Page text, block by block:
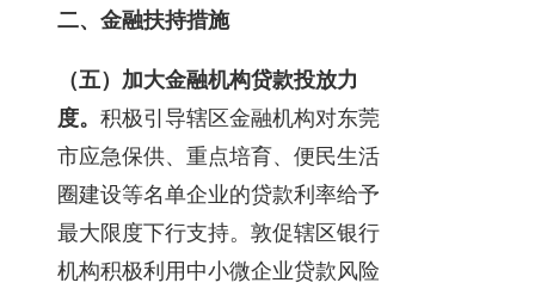
二、金融扶持措施
（五）加大金融机构贷款投放力
度。 积极引导辖区金融机构对东莞
市应急保供、重点培育、便民生活
圈建设等名单企业的贷款利率给予
最大限度下行支持。敦促辖区银行
机构积极利用中小微企业贷款风险